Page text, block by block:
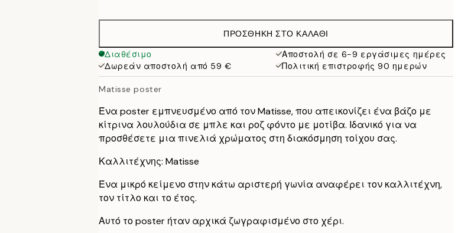
38 €
ΠΡΟΣΘΉΚΗ ΣΤΟ ΚΑΛΆΘΙ
Διαθέσιμο
Αποστολή σε 6-9 εργάσιμες ημέρες
Δωρεάν αποστολή από 59 €
Πολιτική επιστροφής 90 ημερών
Matisse poster
Ένα poster εμπνευσμένο από τον Matisse, που απεικονίζει ένα βάζο με
κίτρινα λουλούδια σε μπλε και ροζ φόντο με μοτίβα. Ιδανικό για να
προσθέσετε μια πινελιά χρώματος στη διακόσμηση τοίχου σας.
Καλλιτέχνης: Matisse
Ένα μικρό κείμενο στην κάτω αριστερή γωνία αναφέρει τον καλλιτέχνη,
τον τίτλο και το έτος.
Αυτό το poster ήταν αρχικά ζωγραφισμένο στο χέρι.